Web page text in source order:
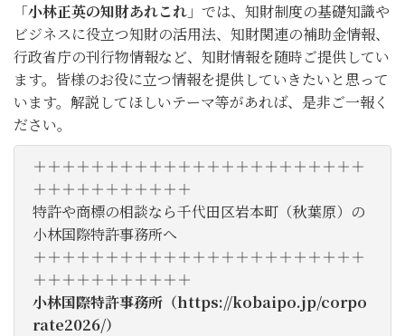
「小林正英の知財あれこれ 」では、知財制度の基礎知識や
ビジネスに役立つ知財の活用法、知財関連の補助金情報、
行政省庁の刊行物情報など、知財情報を随時ご提供してい
ます。皆様のお役に立つ情報を提供していきたいと思って
います。解説してほしいテーマ等があれば、是非ご一報く
ださい。
＋＋＋＋＋＋＋＋＋＋＋＋＋＋＋＋＋＋＋＋＋＋＋
＋＋＋＋＋＋＋＋＋＋＋
特許や商標の相談なら千代田区岩本町（秋葉原）の
小林国際特許事務所へ
＋＋＋＋＋＋＋＋＋＋＋＋＋＋＋＋＋＋＋＋＋＋＋
＋＋＋＋＋＋＋＋＋＋＋
小林国際特許事務所（https://kobaipo.jp/corpo
rate2026/）